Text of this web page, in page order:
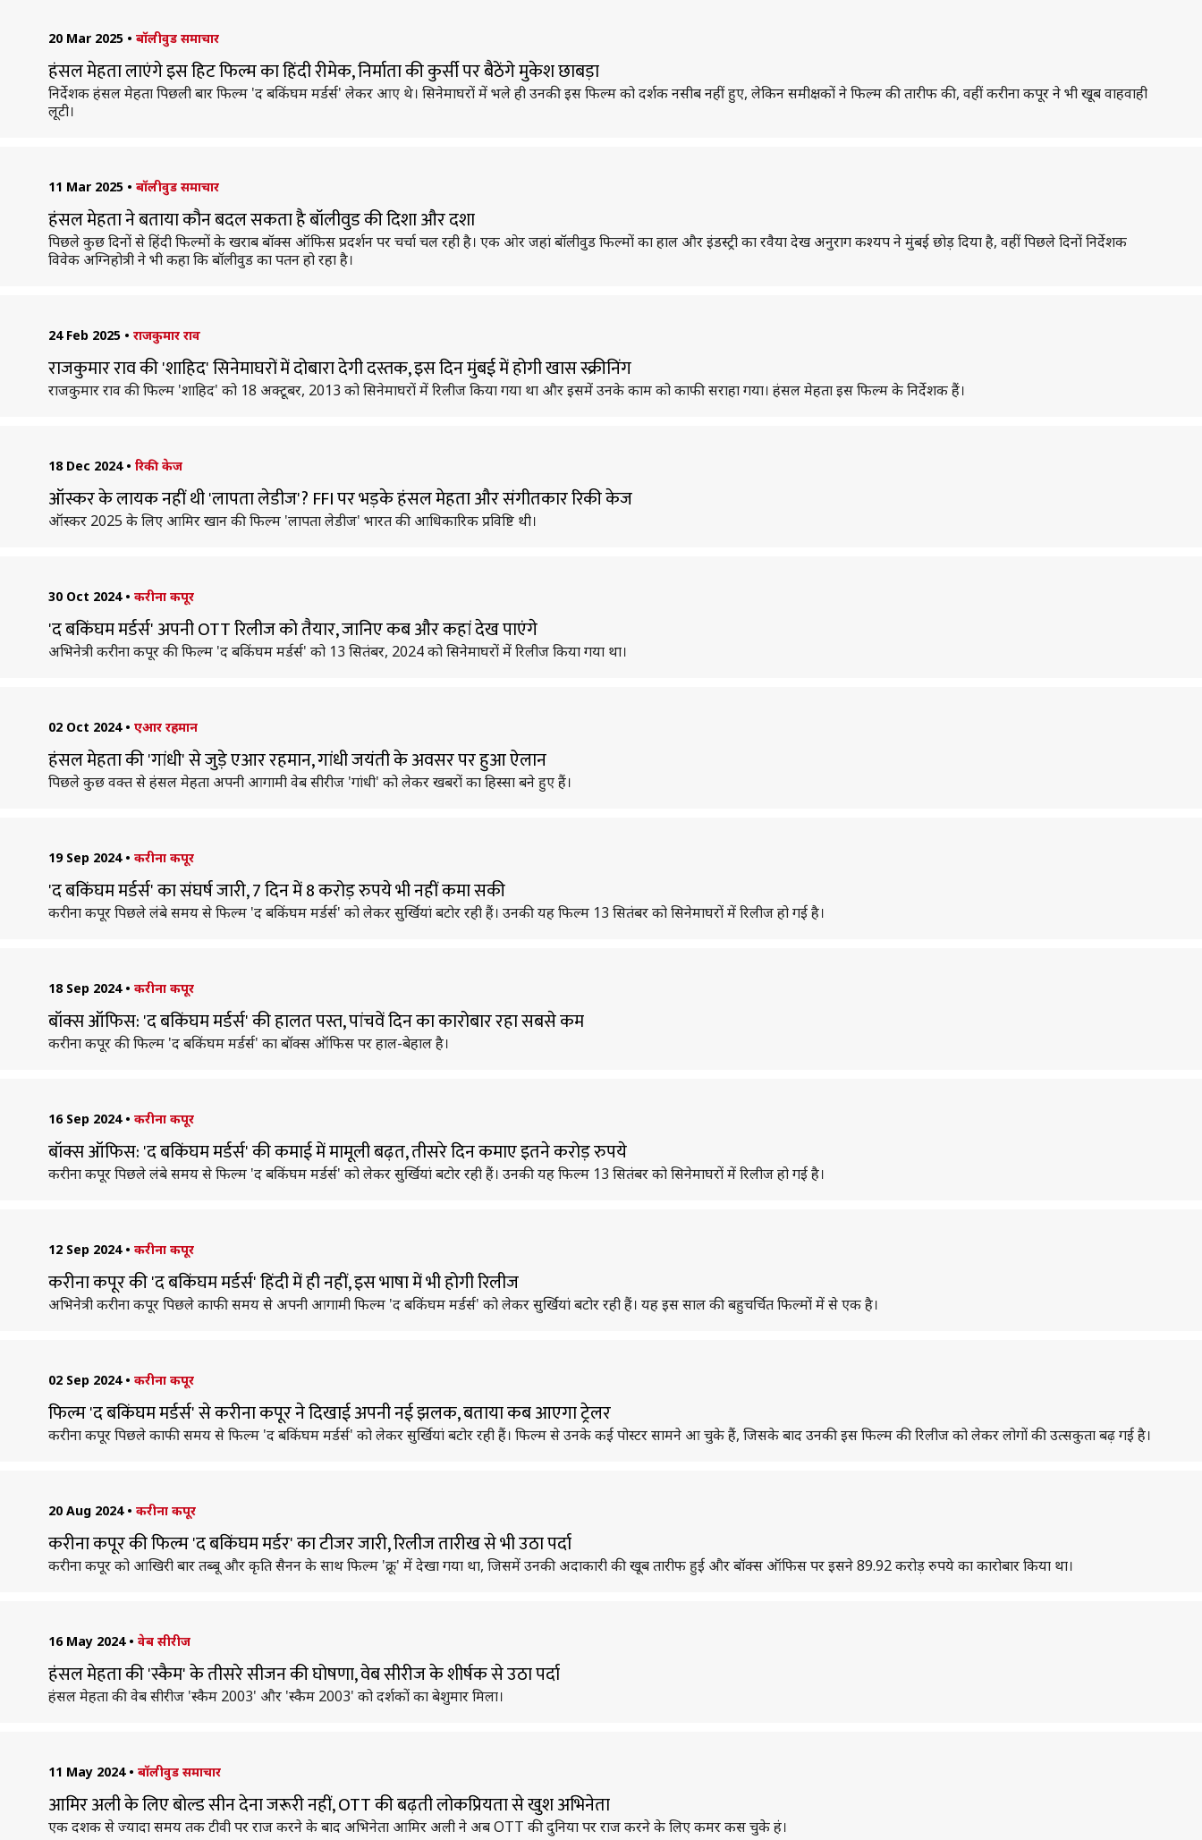
20 Mar 2025 • बॉलीवुड समाचार
हंसल मेहता लाएंगे इस हिट फिल्म का हिंदी रीमेक, निर्माता की कुर्सी पर बैठेंगे मुकेश छाबड़ा
निर्देशक हंसल मेहता पिछली बार फिल्म 'द बकिंघम मर्डर्स' लेकर आए थे। सिनेमाघरों में भले ही उनकी इस फिल्म को दर्शक नसीब नहीं हुए, लेकिन समीक्षकों ने फिल्म की तारीफ की, वहीं करीना कपूर ने भी खूब वाहवाही
लूटी।
11 Mar 2025 • बॉलीवुड समाचार
हंसल मेहता ने बताया कौन बदल सकता है बॉलीवुड की दिशा और दशा
पिछले कुछ दिनों से हिंदी फिल्मों के खराब बॉक्स ऑफिस प्रदर्शन पर चर्चा चल रही है। एक ओर जहां बॉलीवुड फिल्मों का हाल और इंडस्ट्री का रवैया देख अनुराग कश्यप ने मुंबई छोड़ दिया है, वहीं पिछले दिनों निर्देशक
विवेक अग्निहोत्री ने भी कहा कि बॉलीवुड का पतन हो रहा है।
24 Feb 2025 • राजकुमार राव
राजकुमार राव की 'शाहिद' सिनेमाघरों में दोबारा देगी दस्तक, इस दिन मुंबई में होगी खास स्क्रीनिंग
राजकुमार राव की फिल्म 'शाहिद' को 18 अक्टूबर, 2013 को सिनेमाघरों में रिलीज किया गया था और इसमें उनके काम को काफी सराहा गया। हंसल मेहता इस फिल्म के निर्देशक हैं।
18 Dec 2024 • रिकी केज
ऑस्कर के लायक नहीं थी 'लापता लेडीज'? FFI पर भड़के हंसल मेहता और संगीतकार रिकी केज
ऑस्कर 2025 के लिए आमिर खान की फिल्म 'लापता लेडीज' भारत की आधिकारिक प्रविष्टि थी।
30 Oct 2024 • करीना कपूर
'द बकिंघम मर्डर्स' अपनी OTT रिलीज को तैयार, जानिए कब और कहां देख पाएंगे
अभिनेत्री करीना कपूर की फिल्म 'द बकिंघम मर्डर्स' को 13 सितंबर, 2024 को सिनेमाघरों में रिलीज किया गया था।
02 Oct 2024 • एआर रहमान
हंसल मेहता की 'गांधी' से जुड़े एआर रहमान, गांधी जयंती के अवसर पर हुआ ऐलान
पिछले कुछ वक्त से हंसल मेहता अपनी आगामी वेब सीरीज 'गांधी' को लेकर खबरों का हिस्सा बने हुए हैं।
19 Sep 2024 • करीना कपूर
'द बकिंघम मर्डर्स' का संघर्ष जारी, 7 दिन में 8 करोड़ रुपये भी नहीं कमा सकी
करीना कपूर पिछले लंबे समय से फिल्म 'द बकिंघम मर्डर्स' को लेकर सुर्खियां बटोर रही हैं। उनकी यह फिल्म 13 सितंबर को सिनेमाघरों में रिलीज हो गई है।
18 Sep 2024 • करीना कपूर
बॉक्स ऑफिस: 'द बकिंघम मर्डर्स' की हालत पस्त, पांचवें दिन का कारोबार रहा सबसे कम
करीना कपूर की फिल्म 'द बकिंघम मर्डर्स' का बॉक्स ऑफिस पर हाल-बेहाल है।
16 Sep 2024 • करीना कपूर
बॉक्स ऑफिस: 'द बकिंघम मर्डर्स' की कमाई में मामूली बढ़त, तीसरे दिन कमाए इतने करोड़ रुपये
करीना कपूर पिछले लंबे समय से फिल्म 'द बकिंघम मर्डर्स' को लेकर सुर्खियां बटोर रही हैं। उनकी यह फिल्म 13 सितंबर को सिनेमाघरों में रिलीज हो गई है।
12 Sep 2024 • करीना कपूर
करीना कपूर की 'द बकिंघम मर्डर्स' हिंदी में ही नहीं, इस भाषा में भी होगी रिलीज
अभिनेत्री करीना कपूर पिछले काफी समय से अपनी आगामी फिल्म 'द बकिंघम मर्डर्स' को लेकर सुर्खियां बटोर रही हैं। यह इस साल की बहुचर्चित फिल्मों में से एक है।
02 Sep 2024 • करीना कपूर
फिल्म 'द बकिंघम मर्डर्स' से करीना कपूर ने दिखाई अपनी नई झलक, बताया कब आएगा ट्रेलर
करीना कपूर पिछले काफी समय से फिल्म 'द बकिंघम मर्डर्स' को लेकर सुर्खियां बटोर रही हैं। फिल्म से उनके कई पोस्टर सामने आ चुके हैं, जिसके बाद उनकी इस फिल्म की रिलीज को लेकर लोगों की उत्सकुता बढ़ गई है।
20 Aug 2024 • करीना कपूर
करीना कपूर की फिल्म 'द बकिंघम मर्डर' का टीजर जारी, रिलीज तारीख से भी उठा पर्दा
करीना कपूर को आखिरी बार तब्बू और कृति सैनन के साथ फिल्म 'क्रू' में देखा गया था, जिसमें उनकी अदाकारी की खूब तारीफ हुई और बॉक्स ऑफिस पर इसने 89.92 करोड़ रुपये का कारोबार किया था।
16 May 2024 • वेब सीरीज
हंसल मेहता की 'स्कैम' के तीसरे सीजन की घोषणा, वेब सीरीज के शीर्षक से उठा पर्दा
हंसल मेहता की वेब सीरीज 'स्कैम 2003' और 'स्कैम 2003' को दर्शकों का बेशुमार मिला।
11 May 2024 • बॉलीवुड समाचार
आमिर अली के लिए बोल्ड सीन देना जरूरी नहीं, OTT की बढ़ती लोकप्रियता से खुश अभिनेता
एक दशक से ज्यादा समय तक टीवी पर राज करने के बाद अभिनेता आमिर अली ने अब OTT की दुनिया पर राज करने के लिए कमर कस चुके हं।